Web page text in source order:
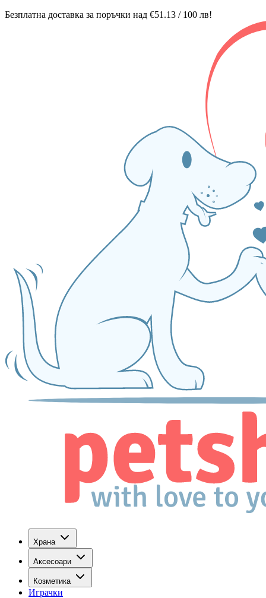
Безплатна доставка за поръчки над €51.13 / 100 лв!
Храна
Аксесоари
Козметика
Играчки